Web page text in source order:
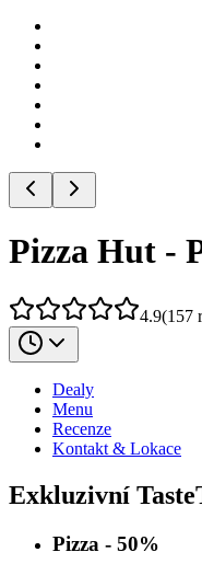
Pizza Hut -
4.9(157
Dealy
Menu
Recenze
Kontakt & Lokace
Exkluzivní
Pizza - 50%